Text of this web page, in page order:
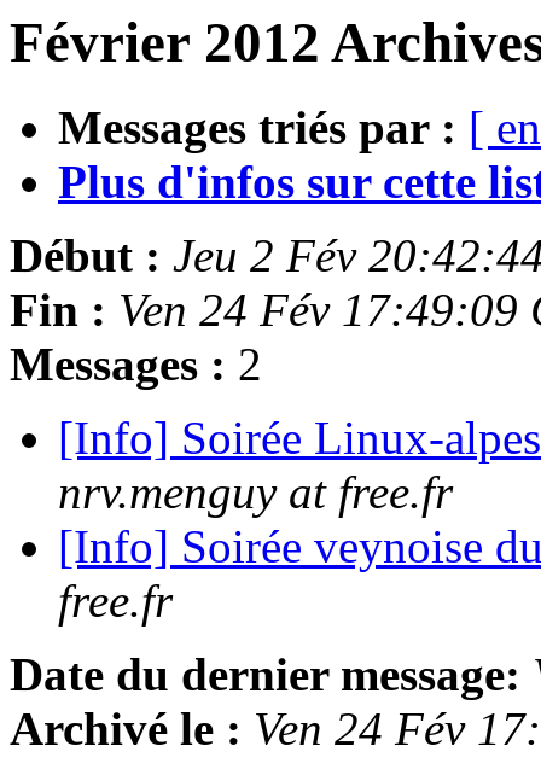
Février 2012
Messages triés par : [
Plus d'infos sur cette
Début : Jeu 2 Fév
Fin : Ven 24 Fév 17:49:09
Messages : 2
[Info] Soirée Linux-
nrv.menguy at free.fr
[Info] Soirée veynoise
free.fr
Date du dernier message:
Archivé le : Ven 24 Fév